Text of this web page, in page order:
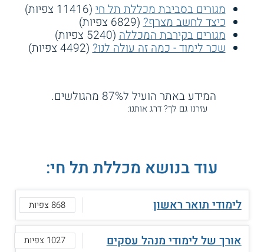
מגורים בסביבת מכללת תל חי(11416 צפיות)
כיצד לחשב מצרף?(6829 צפיות)
מגורים בקירבת המכללה(5240 צפיות)
שכר לימוד - כמה זה עולה לנו?(4492 צפיות)
המידע באתר הועיל ל87% מהגולשים.
עזרנו גם לך? דרג אותנו:
עוד בנושא מכללת תל חי:
לימודי תואר ראשון 868 צפיות
אורך של לימודי מנהל עסקים 1027 צפיות